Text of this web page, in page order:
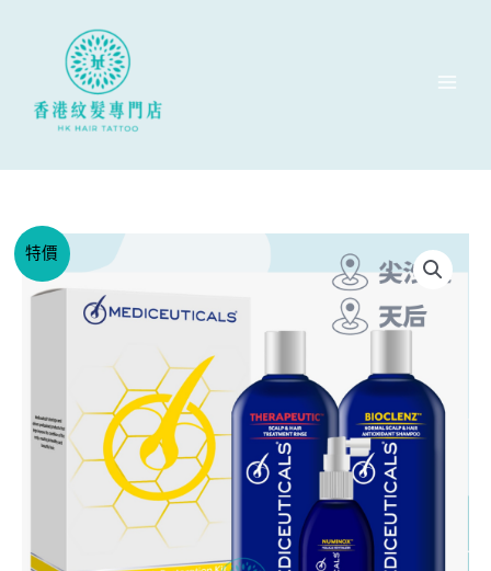
特價
原
始
格：
$1020。
格：
$920。
Mediceuticals
防
頭